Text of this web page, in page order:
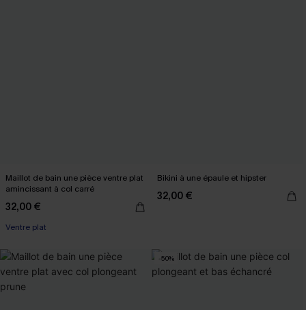
Maillot de bain une pièce ventre plat
amincissant à col carré
32,00 €
Ventre plat
Bikini à une épaule et hipster
32,00 €
-50%